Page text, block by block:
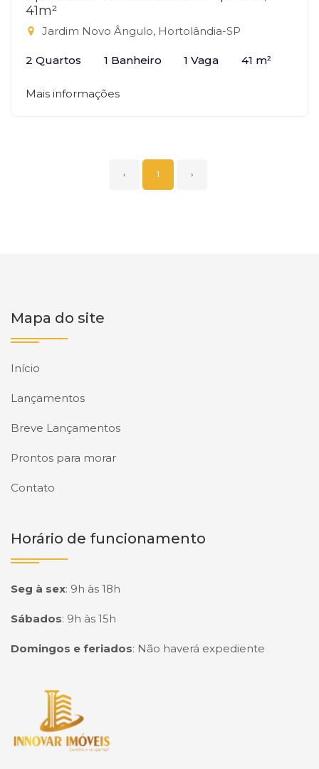
41m²
Jardim Novo Ângulo, Hortolândia-SP
2 Quartos 1 Banheiro 1 Vaga 41 m²
Mais informações
‹ 1 ›
Mapa do site
Início
Lançamentos
Breve Lançamentos
Prontos para morar
Contato
Horário de funcionamento
Seg à sex: 9h às 18h
Sábados: 9h às 15h
Domingos e feriados: Não haverá expediente
Página inicial